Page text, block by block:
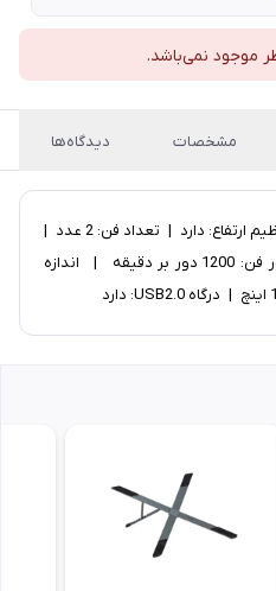
موجود نمی‌باشد.
مشخصات دیدگاه‌ها
نوع خنک کننده: بادی | قابلیت تنظیم ارتفاع: دارد | تعداد فن: 2 عدد |
فن 120 میلی‌متر | حداکثر دور فن: 1200 دور بر دقیقه | اندازه